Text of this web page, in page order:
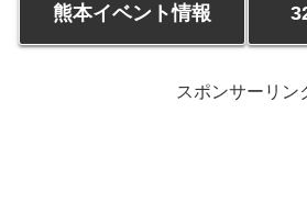
熊本イベント情報
スポンサーリン